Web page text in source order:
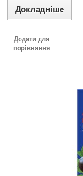
Докладніше
Додати для
порівняння